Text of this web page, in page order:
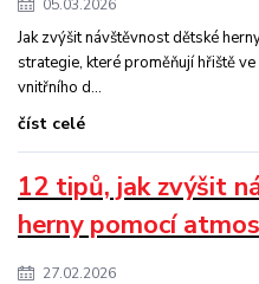
05.03.2026
Jak zvýšit návštěvnost dětské
strategie, které proměňují hřiště
vnitřního d...
číst celé
12 tipů, jak zvýšit
herny pomocí
27.02.2026